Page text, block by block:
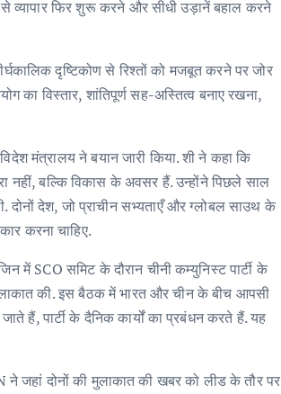
व्यापार फिर शुरू करने और सीधी उड़ानें बहाल करने
दृष्टिकोण से रिश्तों को मजबूत करने पर जोर
का विस्तार, शांतिपूर्ण सह-अस्तित्व बनाए रखना,
मंत्रालय ने बयान जारी किया. शी ने कहा कि
नहीं, बल्कि विकास के अवसर हैं. उन्होंने पिछले साल
देश, जो प्राचीन सभ्यताएँ और ग्लोबल साउथ के
करना चाहिए.
में SCO समिट के दौरान चीनी कम्युनिस्ट पार्टी के
की. इस बैठक में भारत और चीन के बीच आपसी
हैं, पार्टी के दैनिक कार्यों का प्रबंधन करते हैं. यह
ने जहां दोनों की मुलाकात की खबर को लीड के तौर पर